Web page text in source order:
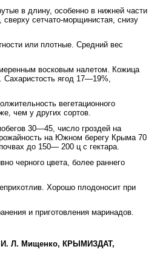
в длину, особенно в нижней части
сетчато-морщинистая, снизу
или плотные. Средний вес
восковым налетом. Кожица
Сахаристость ягод 17—19%,
вегетационного
чем у других сортов.
30—45, число гроздей на
на Южном берегу Крыма 70
до 150— 200 ц с гектара.
черного цвета, более раннего
Хорошо плодоносит при
и приготовления маринадов.
И. Л. Мищенко, КРЫМИЗДАТ,